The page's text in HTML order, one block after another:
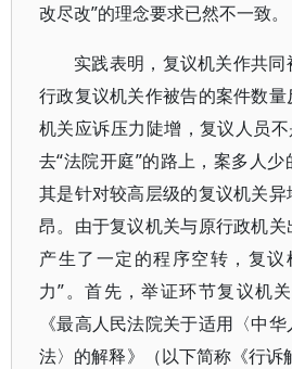
改尽改”的理念要求已然不一致。
实践表明，复议机关作共同
行政复议机关作被告的案件数
机关应诉压力陡增，复议人员
去“法院开庭”的路上，案多人
其是针对较高层级的复议机关
昂。由于复议机关与原行政机关
产生了一定的程序空转，复议
力”。首先，举证环节复议机
《最高人民法院关于适用〈中
法〉的解释》（以下简称《行诉